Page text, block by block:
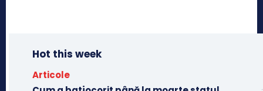
Hot this week
Articole